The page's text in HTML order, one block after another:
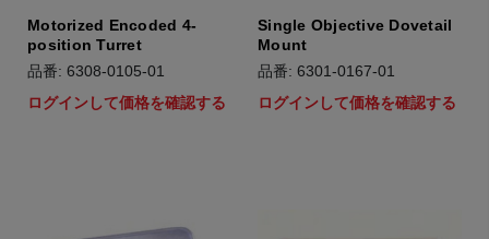
Motorized Encoded 4-
position Turret
品番: 6308-0105-01
ログインして価格を確認する
Single Objective Dovetail
Mount
品番: 6301-0167-01
ログインして価格を確認する